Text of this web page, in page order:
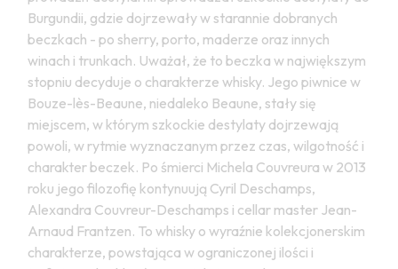
Burgundii, gdzie dojrzewały w starannie dobranych
beczkach - po sherry, porto, maderze oraz innych
winach i trunkach. Uważał, że to beczka w największym
stopniu decyduje o charakterze whisky. Jego piwnice w
Bouze-lès-Beaune, niedaleko Beaune, stały się
miejscem, w którym szkockie destylaty dojrzewają
powoli, w rytmie wyznaczanym przez czas, wilgotność i
charakter beczek. Po śmierci Michela Couvreura w 2013
roku jego filozofię kontynuują Cyril Deschamps,
Alexandra Couvreur-Deschamps i cellar master Jean-
Arnaud Frantzen. To whisky o wyraźnie kolekcjonerskim
charakterze, powstająca w ograniczonej ilości i